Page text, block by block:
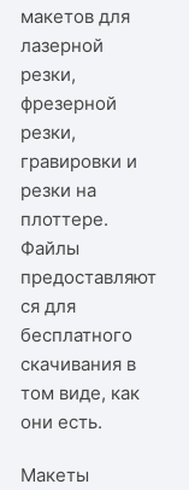
макетов для
лазерной
резки,
фрезерной
резки,
гравировки и
резки на
плоттере.
Файлы
предоставляют
ся для
бесплатного
скачивания в
том виде, как
они есть.
Макеты